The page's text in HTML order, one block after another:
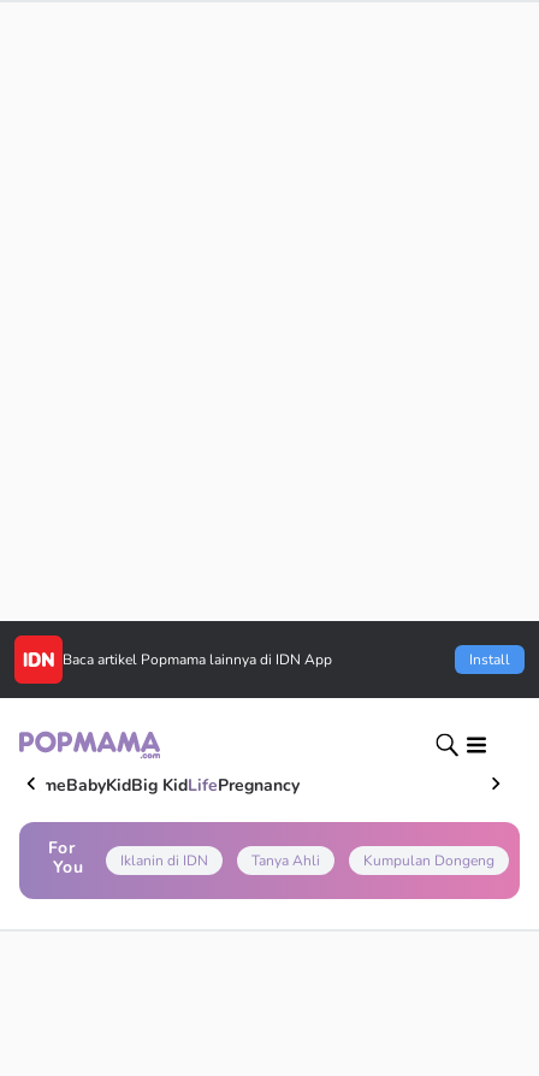
Baca artikel Popmama lainnya di IDN App Install
HomeBabyKidBig KidLifePregnancy
For
You
Iklanin di IDN Tanya Ahli Kumpulan Dongeng